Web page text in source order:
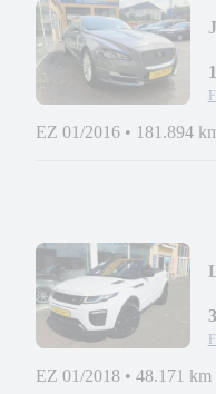
EZ 01/2016 • 181.894
EZ 01/2018 • 48.171 km